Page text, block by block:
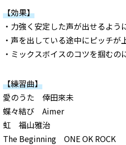
【効果】
・力強く安定した声が出せるよう
・声を出している途中にピッチ
・ミックスボイスのコツを掴むの
【練習曲】
愛のうた 倖田來未
蝶々結び Aimer
虹 福山雅治
The Beginning ONE OK ROCK